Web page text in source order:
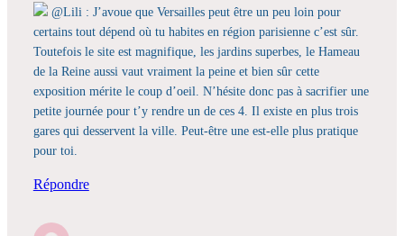
@Lili : J’avoue que Versailles peut être un peu loin pour
certains tout dépend où tu habites en région parisienne c’est sûr.
Toutefois le site est magnifique, les jardins superbes, le Hameau
de la Reine aussi vaut vraiment la peine et bien sûr cette
exposition mérite le coup d’oeil. N’hésite donc pas à sacrifier une
petite journée pour t’y rendre un de ces 4. Il existe en plus trois
gares qui desservent la ville. Peut-être une est-elle plus pratique
pour toi.
Répondre